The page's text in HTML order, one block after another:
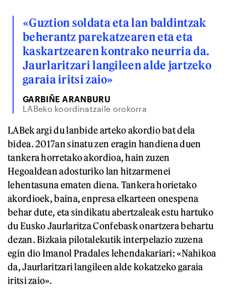
«Guztion soldata eta lan baldintzak
beherantz parekatzearen eta eta
kaskartzearen kontrako neurria da.
Jaurlaritzari langileen alde jartzeko
garaia iritsi zaio»
GARBIÑE ARANBURU
LABeko koordinatzaile orokorra
LABek argi du lanbide arteko akordio bat dela
bidea. 2017an sinatu zen eragin handiena duen
tankera horretako akordioa, hain zuzen
Hegoaldean adosturiko lan hitzarmenei
lehentasuna ematen diena. Tankera horietako
akordioek, baina, enpresa elkarteen onespena
behar dute, eta sindikatu abertzaleak estu hartuko
du Eusko Jaurlaritza Confebask onartzera behartu
dezan. Bizkaia pilotalekutik interpelazio zuzena
egin dio Imanol Pradales lehendakariari: «Nahikoa
da, Jaurlaritzari langileen alde kokatzeko garaia
iritsi zaio».